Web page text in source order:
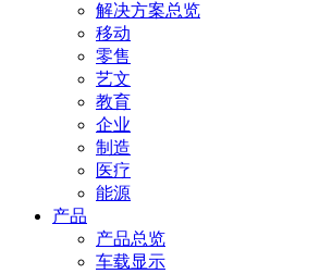
解决方案总览
移动
零售
艺文
教育
企业
制造
医疗
能源
产品
产品总览
车载显示